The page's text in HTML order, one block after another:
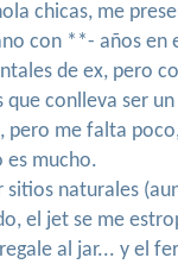
chicas, me
con **- años en
de ex, pero
que conlleva ser
pero me falta
es mucho.
sitios naturales
el jet se me
al jar... y el